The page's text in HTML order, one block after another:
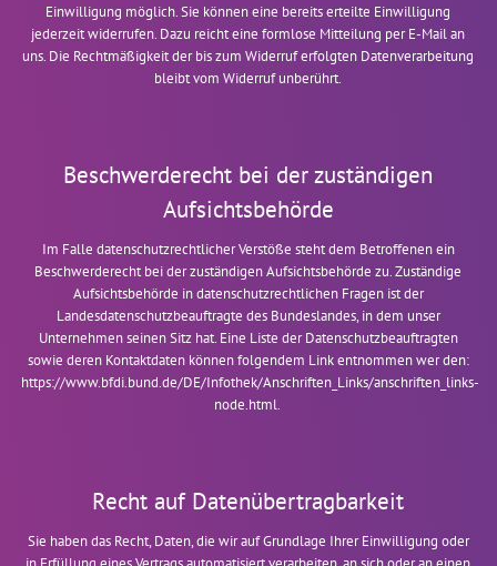
Einwilligung möglich. Sie können eine bereits erteilte Einwilligung
jederzeit widerrufen. Dazu reicht eine formlose Mitteilung per E-Mail an
uns. Die Rechtmäßigkeit der bis zum Widerruf erfolgten Datenverarbeitung
bleibt vom Widerruf unberührt.
Beschwerderecht bei der zuständigen
Aufsichtsbehörde
Im Falle datenschutzrechtlicher Verstöße steht dem Betroffenen ein
Beschwerderecht bei der zuständigen Aufsichtsbehörde zu. Zuständige
Aufsichtsbehörde in datenschutzrechtlichen Fragen ist der
Landesdatenschutzbeauftragte des Bundeslandes, in dem unser
Unternehmen seinen Sitz hat. Eine Liste der Datenschutzbeauftragten
sowie deren Kontaktdaten können folgendem Link entnommen werden:
https://www.bfdi.bund.de/DE/Infothek/Anschriften_Links/anschriften_links-
node.html.
Recht auf Datenübertragbarkeit
Sie haben das Recht, Daten, die wir auf Grundlage Ihrer Einwilligung oder